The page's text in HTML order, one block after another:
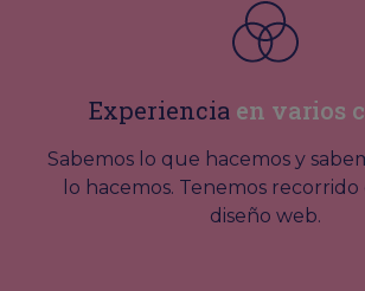
Experiencia en varios
Sabemos lo que hacemos y
lo hacemos. Tenemos recorrido
diseño web.